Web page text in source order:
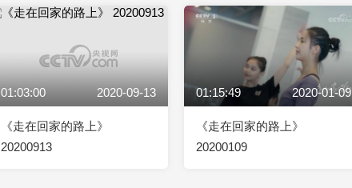
01:03:00 2020-09-13
《走在回家的路上》
20200913
01:15:49 2020-01-09
《走在回家的路上》
20200109